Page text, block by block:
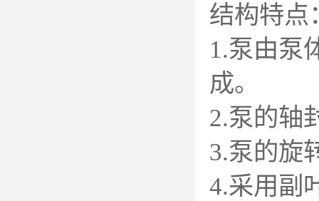
结构特点
1.泵由泵
成。
2.泵的轴
3.泵的旋
4.采用副